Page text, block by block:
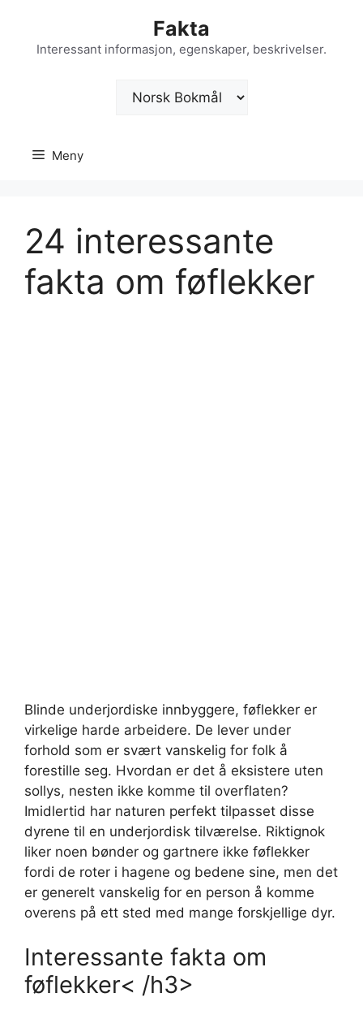
innhold
Fakta
Interessant informasjon, egenskaper, beskrivelser.
Velg
Meny
24 interessante
fakta om føflekker
Blinde underjordiske innbyggere, føflekker er
virkelige harde arbeidere. De lever under
forhold som er svært vanskelig for folk å
forestille seg. Hvordan er det å eksistere uten
sollys, nesten ikke komme til overflaten?
Imidlertid har naturen perfekt tilpasset disse
dyrene til en underjordisk tilværelse. Riktignok
liker noen bønder og gartnere ikke føflekker
fordi de roter i hagene og bedene sine, men det
er generelt vanskelig for en person å komme
overens på ett sted med mange forskjellige dyr.
Interessante fakta om
føflekker< /h3>